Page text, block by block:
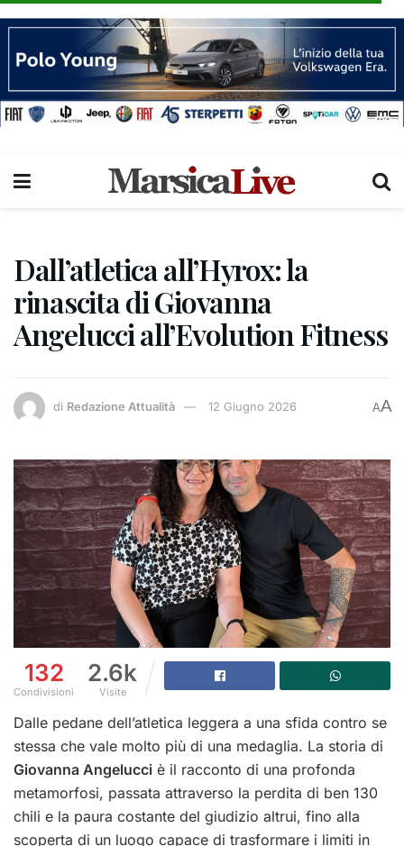
Dall’atletica all’Hyrox: la
rinascita di Giovanna
Angelucci all’Evolution Fitness
di Redazione Attualità 12 Giugno 2026 AA
132
Condivisioni
2.6k
Visite
Dalle pedane dell’atletica leggera a una sfida contro se
stessa che vale molto più di una medaglia. La storia di
Giovanna Angelucci è il racconto di una profonda
metamorfosi, passata attraverso la perdita di ben 130
chili e la paura costante del giudizio altrui, fino alla
scoperta di un luogo capace di trasformare i limiti in